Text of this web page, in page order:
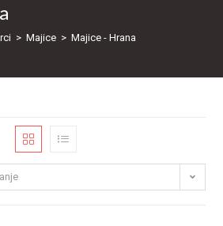
> Majice > Majice - Hrana